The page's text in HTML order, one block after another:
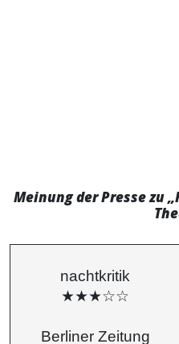
Meinung der Presse zu
nachtkritik
★★★☆☆
Berliner Zeitung